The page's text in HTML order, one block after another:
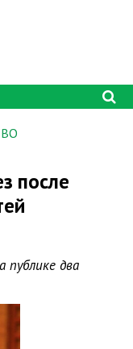
после
публике два